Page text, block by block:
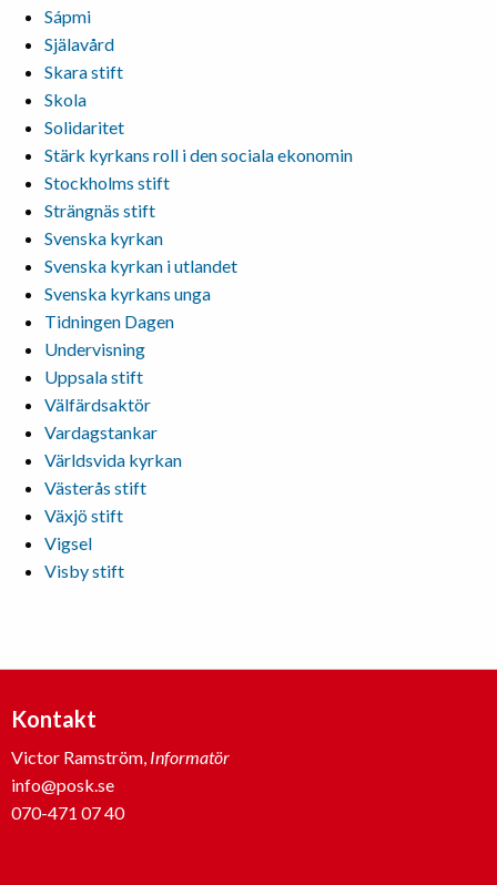
Sápmi
Själavård
Skara stift
Skola
Solidaritet
Stärk kyrkans roll i den sociala ekonomin
Stockholms stift
Strängnäs stift
Svenska kyrkan
Svenska kyrkan i utlandet
Svenska kyrkans unga
Tidningen Dagen
Undervisning
Uppsala stift
Välfärdsaktör
Vardagstankar
Världsvida kyrkan
Västerås stift
Växjö stift
Vigsel
Visby stift
Kontakt
Victor Ramström, Informatör
info@posk.se
070-471 07 40